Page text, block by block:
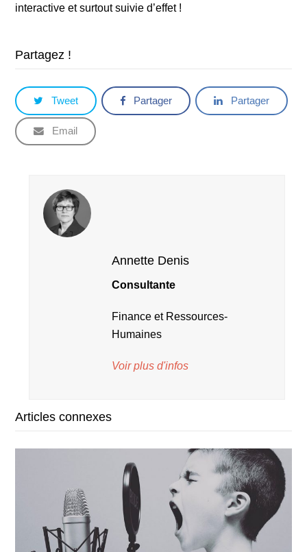
interactive et surtout suivie d’effet !
Partagez !
Tweet Partager Partager
Email
Annette Denis
Consultante
Finance et Ressources-
Humaines
Voir plus d'infos
Articles connexes